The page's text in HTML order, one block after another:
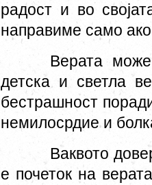
радост и во
направиме само
Верата
детска и светла
бестрашност
немилосрдие и
Ваквото
е почеток на